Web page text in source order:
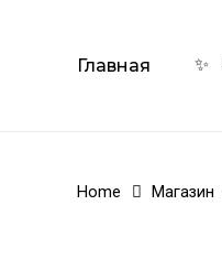
Главная ✨
Home Магазин